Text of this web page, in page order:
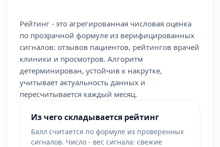
Рейтинг - это агрегированная числовая оценка
по прозрачной формуле из верифицированных
сигналов: отзывов пациентов, рейтингов врачей
клиники и просмотров. Алгоритм
детерминирован, устойчив к накрутке,
учитывает актуальность данных и
пересчитывается каждый месяц.
Из чего складывается рейтинг
Балл считается по формуле из проверенных
сигналов. Число - вес сигнала: свежие